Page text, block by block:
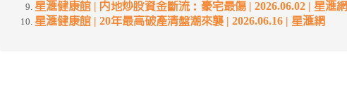
星滙健康館 | 內地炒股資金斷流：豪宅最傷 | 2026.06.02 | 星滙網
星滙健康館 | 20年最高破產清盤潮來襲 | 2026.06.16 | 星滙網